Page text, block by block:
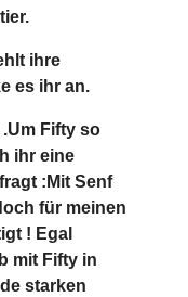
ihre
es ihr an.
Fifty so
ihr eine
:Mit Senf
für meinen
! Egal
mit Fifty in
starken